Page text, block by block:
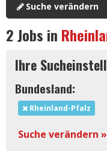
Suche verändern
2Jobs in
Ihre
Bundesland:
Rheinland-Pfalz
Suche verändern »